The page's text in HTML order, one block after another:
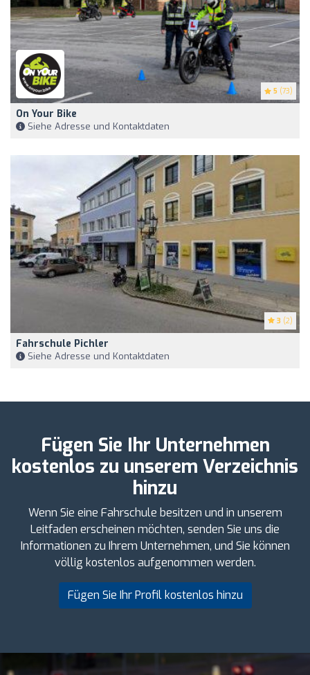
5 (73)
On Your Bike
Siehe Adresse und Kontaktdaten
3 (2)
Fahrschule Pichler
Siehe Adresse und Kontaktdaten
Fügen Sie Ihr Unternehmen
kostenlos zu unserem Verzeichnis
hinzu
Wenn Sie eine Fahrschule besitzen und in unserem
Leitfaden erscheinen möchten, senden Sie uns die
Informationen zu Ihrem Unternehmen, und Sie können
völlig kostenlos aufgenommen werden.
Fügen Sie Ihr Profil kostenlos hinzu